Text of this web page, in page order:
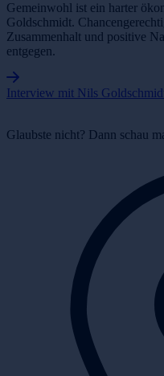
Gemeinwohl ist ein harter
Goldschmidt.
Zusammenhalt und positive
entgegen.
Interview mit Nils
Glaubste nicht? Dann schau